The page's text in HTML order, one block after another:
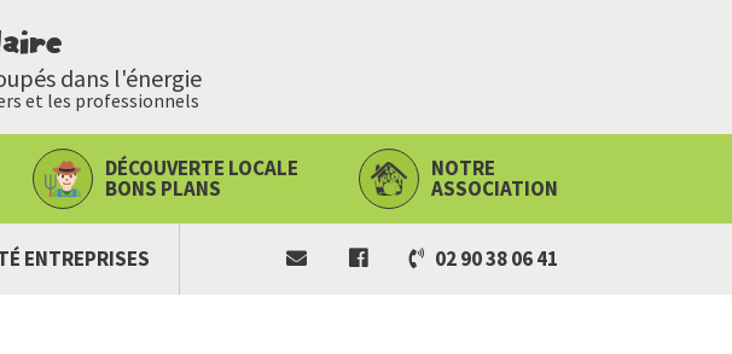
dans l'énergie
et les professionnels
DÉCOUVERTE LOCALE
BONS PLANS
NOTRE
ASSOCIATION
ENTREPRISES 02 90 38 06 41